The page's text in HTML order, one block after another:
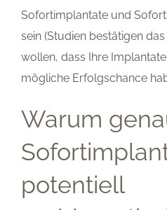
Sofortimplantate und
sein (Studien bestätigen
wollen, dass Ihre
mögliche Erfolgschance
Warum
potentiell